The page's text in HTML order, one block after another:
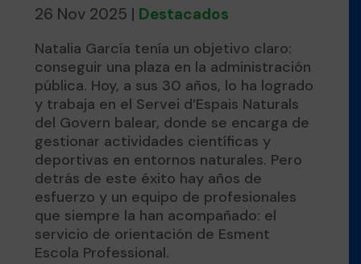
26 Nov 2025 | Destacados
Natalia García tenía un objetivo claro:
conseguir una plaza en la administración
pública. Hoy, a sus 30 años, lo ha logrado
y trabaja en el Servei d’Espais Naturals
del Govern balear, donde se encarga de
gestionar actividades científicas y
deportivas en entornos naturales. Pero
detrás de este éxito hay años de
esfuerzo y un equipo de profesionales
que siempre la han acompañado: el
servicio de orientación de Esment
Escola Professional.